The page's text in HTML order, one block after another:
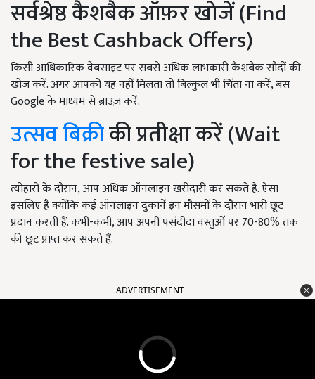
सर्वश्रेष्ठ कैशबैक ऑफ़र खोजें (Find
the Best Cashback Offers)
किसी आधिकारिक वेबसाइट पर सबसे अधिक लाभकारी कैशबैक सौदों की
खोज करें. अगर आपको यह नहीं मिलता तो बिल्कुल भी चिंता ना करें,बस
Googleके माध्यम से ब्राउज़ करें.
उत्सव बिक्रीकी प्रतीक्षा करें (Wait
for the festive sale)
त्योहारों के दौरान,आप अधिक ऑनलाइन खरीदारी कर सकते हैं. ऐसा
इसलिए है क्योंकि कई ऑनलाइन दुकानें इन मौसमों के दौरान भारी छूट
प्रदान करती हैं. कभी-कभी,आप अपनी पसंदीदा वस्तुओं पर 70-80% तक
की छूट प्राप्त कर सकते हैं.
ADVERTISEMENT